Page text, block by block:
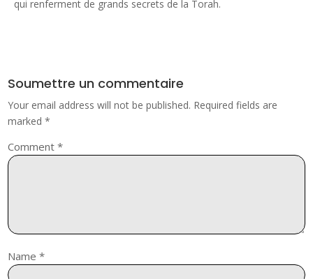
qui renferment de grands secrets de la Torah.
Soumettre un commentaire
Your email address will not be published. Required fields are
marked*
Comment*
Name*